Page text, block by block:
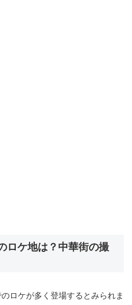
ロケ地は？中華街の撮
ロケが多く登場するとみられま